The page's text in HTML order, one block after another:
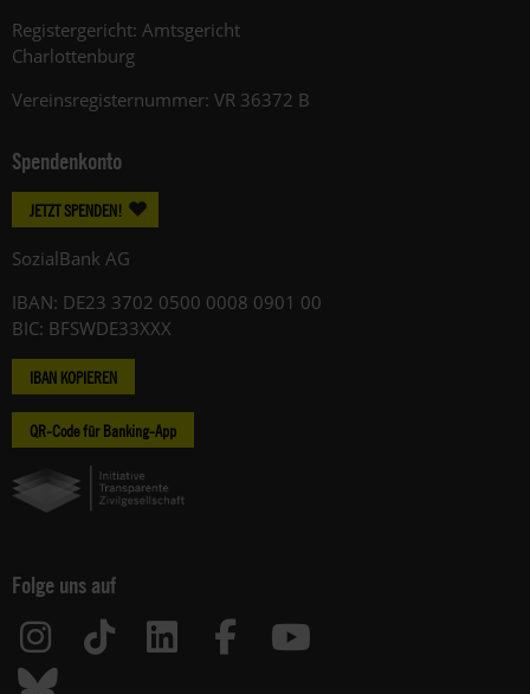
Registergericht: Amtsgericht
Charlottenburg
Vereinsregisternummer: VR 36372 B
Spendenkonto
JETZT SPENDEN!
SozialBank AG
IBAN: DE23 3702 0500 0008 0901 00
BIC: BFSWDE33XXX
IBAN KOPIEREN
QR-Code für Banking-App
Folge uns auf